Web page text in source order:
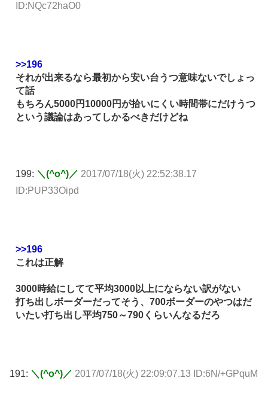
ID:NQc72haO0
>>196
それが出来るなら最初から安い台うつ意味ないでしょっ
て話
もちろん5000円10000円が拾いにくい時間帯にだけうつ
という議論はあってしかるべきだけどね
199: ＼(^o^)／ 2017/07/18(火) 22:52:38.17
ID:PUP33Oipd
>>196
これは正解
3000時給にしてて平均3000以上にならない訳がない
打ち出しボーダーだってそう、700ボーダーのやつはだ
いたい打ち出し平均750～790くらいんなるだろ
191: ＼(^o^)／ 2017/07/18(火) 22:09:07.13 ID:6N/+GPquM